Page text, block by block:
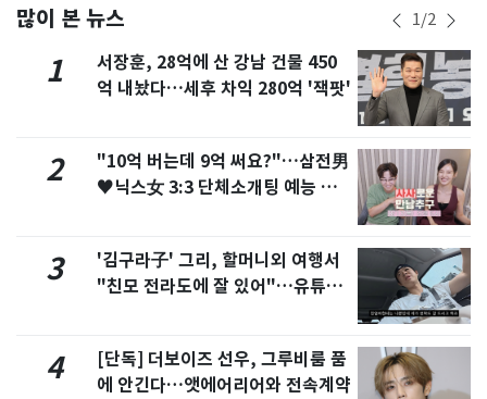
많이 본 뉴스 1/2
1
서장훈, 28억에 산 강남 건물 450
억 내놨다…세후 차익 280억 '잭팟'
2
"10억 버는데 9억 써요?"…삼전男
♥닉스女 3:3 단체소개팅 예능 화
3
'김구라子' 그리, 할머니외 여행서
"친모 전라도에 잘 있어"…유튜브
4
[단독] 더보이즈 선우, 그루비룸 품
에 안긴다…앳에어리어와 전속계약